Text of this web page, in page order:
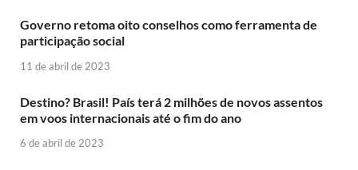
Governo retoma oito conselhos como ferramenta de
participação social
11 de abril de 2023
Destino? Brasil! País terá 2 milhões de novos assentos
em voos internacionais até o fim do ano
6 de abril de 2023